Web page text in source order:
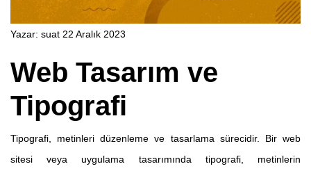
Yazar: suat 22 Aralık 2023
Web Tasarım ve
Tipografi
Tipografi, metinleri düzenleme ve tasarlama sürecidir. Bir web
sitesi veya uygulama tasarımında tipografi, metinlerin